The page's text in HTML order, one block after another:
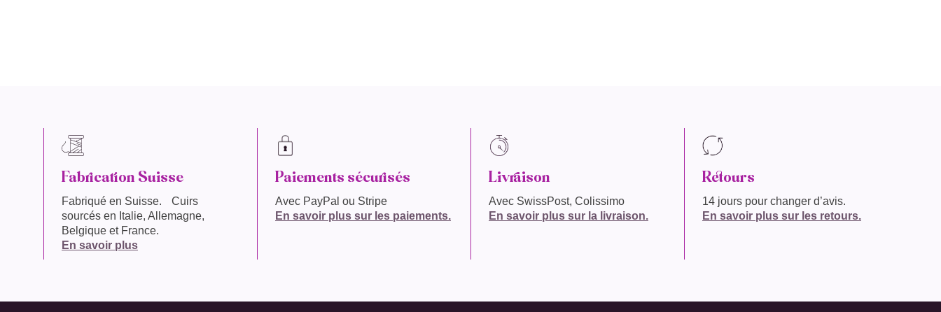
Fabrication Suisse
Fabriqué en Suisse. Cuirs
sourcés en Italie, Allemagne,
Belgique et France.
En savoir plus
Paiements sécurisés
Avec PayPal ou Stripe
En savoir plus sur les paiements.
Livraison
Avec SwissPost, Colissimo
En savoir plus sur la livraison.
Retours
14 jours pour changer d’avis.
En savoir plus sur les retours.